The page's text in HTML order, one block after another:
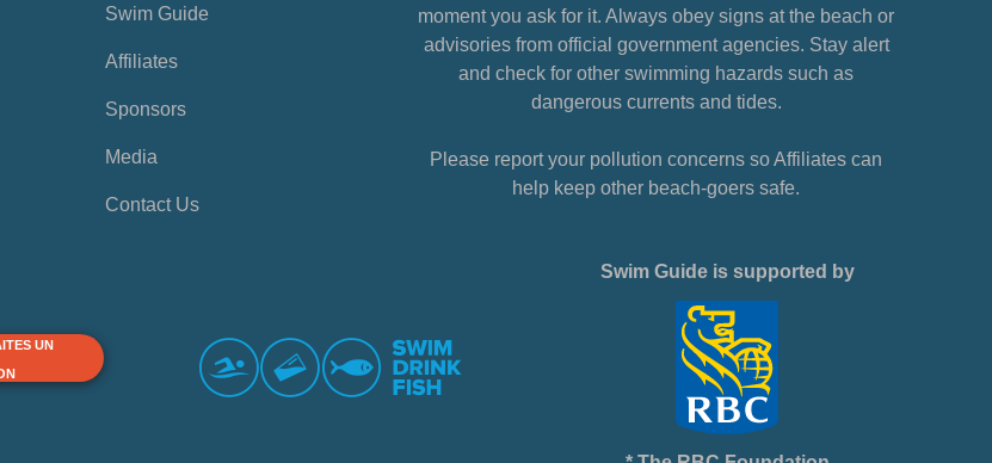
Swim Guide
Affiliates
Sponsors
Media
Contact Us
moment you ask for it. Always obey signs at the beach or
advisories from official government agencies. Stay alert
and check for other swimming hazards such as
dangerous currents and tides.
Please report your pollution concerns so Affiliates can
help keep other beach-goers safe.
UN
Swim Guide is supported by